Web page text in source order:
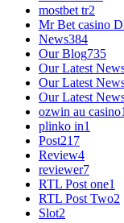
mostbet tr2
Mr Bet casino
News384
Our Blog735
Our Latest
Our Latest
Our Latest
ozwin au casino1
plinko in1
Post217
Review4
reviewer7
RTL Post one1
RTL Post Two2
Slot2